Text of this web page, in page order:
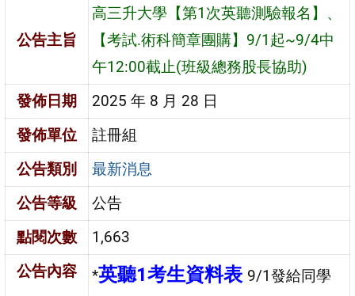
公告主旨
高三升大學【第1次英聽測驗報名】、
【考試.術科簡章團購】9/1起~9/4中
午12:00截止(班級總務股長協助)
發佈日期
2025 年 8 月 28 日
發佈單位
註冊組
公告類別
最新消息
公告等級
公告
點閱次數
1,663
公告內容
*英聽1考生資料表 9/1發給同學